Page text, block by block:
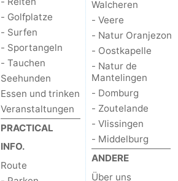
- Golfplatze
- Surfen
- Sportangeln
- Tauchen
Seehunden
Essen und trinken
Veranstaltungen
PRACTICAL
INFO.
Route
Walcheren
- Veere
- Natur Oranjezon
- Oostkapelle
- Natur de
Mantelingen
- Domburg
- Zoutelande
- Vlissingen
- Middelburg
ANDERE
Über uns